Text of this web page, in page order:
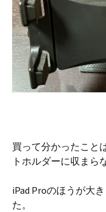
買って分かったこと
トホルダーに収まら
iPad Proのほうが大
た。